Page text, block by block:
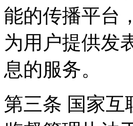
能的传播平台
为用户提供发
息的服务。
第三条 国家互